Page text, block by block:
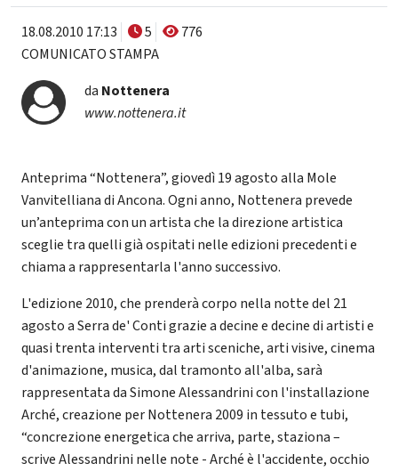
18.08.2010 17:13 5
776
COMUNICATO STAMPA
da Nottenera
www.nottenera.it
Anteprima “Nottenera”, giovedì 19 agosto alla Mole
Vanvitelliana di Ancona. Ogni anno, Nottenera prevede
un’anteprima con un artista che la direzione artistica
sceglie tra quelli già ospitati nelle edizioni precedenti e
chiama a rappresentarla l'anno successivo.
L'edizione 2010, che prenderà corpo nella notte del 21
agosto a Serra de' Conti grazie a decine e decine di artisti e
quasi trenta interventi tra arti sceniche, arti visive, cinema
d'animazione, musica, dal tramonto all'alba, sarà
rappresentata da Simone Alessandrini con l'installazione
Arché, creazione per Nottenera 2009 in tessuto e tubi,
“concrezione energetica che arriva, parte, staziona –
scrive Alessandrini nelle note - Arché è l'accidente, occhio